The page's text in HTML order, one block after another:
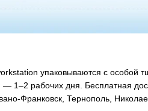
упаковываются с особой
1–2 рабочих дня. Бесплатная
Франковск, Тернополь,